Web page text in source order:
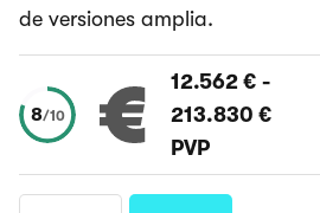
de versiones amplia.
8/10
12.562 € -
213.830 €
PVP